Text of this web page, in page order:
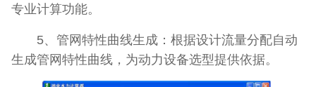
专业计算功能。
5、管网特性曲线生成：根据设计流量分配自动
生成管网特性曲线，为动力设备选型提供依据。